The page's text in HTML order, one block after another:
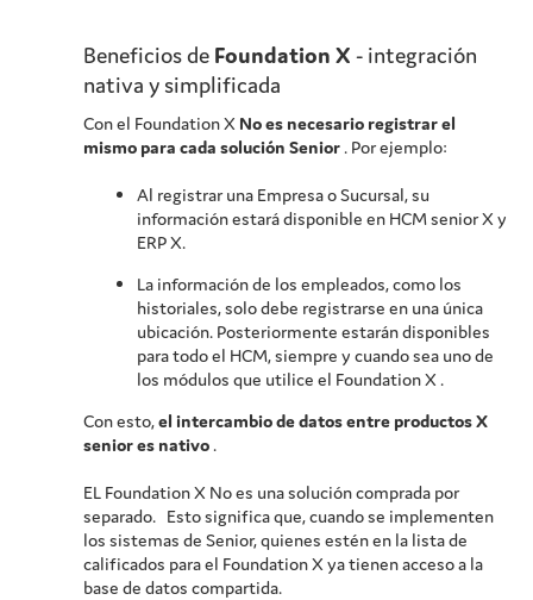
Beneficios de Foundation X - integración
nativa y simplificada
Con el Foundation X No es necesario registrar el
mismo para cada solución Senior. Por ejemplo:
Al registrar una Empresa o Sucursal, su
información estará disponible en HCM senior X y
ERP X.
La información de los empleados, como los
historiales, solo debe registrarse en una única
ubicación. Posteriormente estarán disponibles
para todo el HCM, siempre y cuando sea uno de
los módulos que utilice el Foundation X .
Con esto,el intercambio de datos entre productos X
senior es nativo.
EL Foundation X No es una solución comprada por
separado. Esto significa que, cuando se implementen
los sistemas de Senior, quienes estén en la lista de
calificados para el Foundation X ya tienen acceso a la
base de datos compartida.